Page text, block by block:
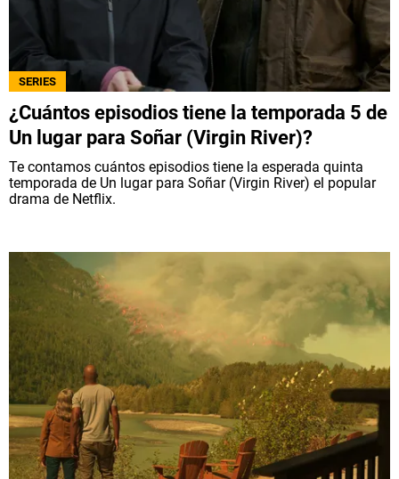
SERIES
¿Cuántos episodios tiene la temporada 5 de
Un lugar para Soñar (Virgin River)?
Te contamos cuántos episodios tiene la esperada quinta
temporada de Un lugar para Soñar (Virgin River) el popular
drama de Netflix.